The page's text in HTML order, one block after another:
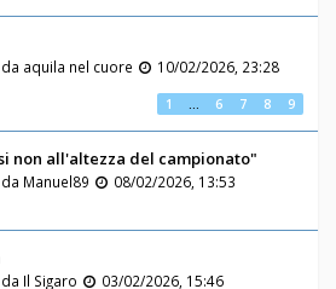
aquila nel cuore
10/02/2026, 23:28
1 … 6 7 8 9
non all'altezza del campionato"
Manuel89
08/02/2026, 13:53
Il Sigaro 03/02/2026, 15:46